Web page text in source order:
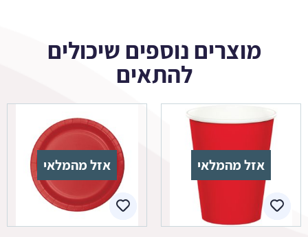
מוצרים נוספים שיכולים
להתאים
אזל מהמלאי אזל מהמלאי